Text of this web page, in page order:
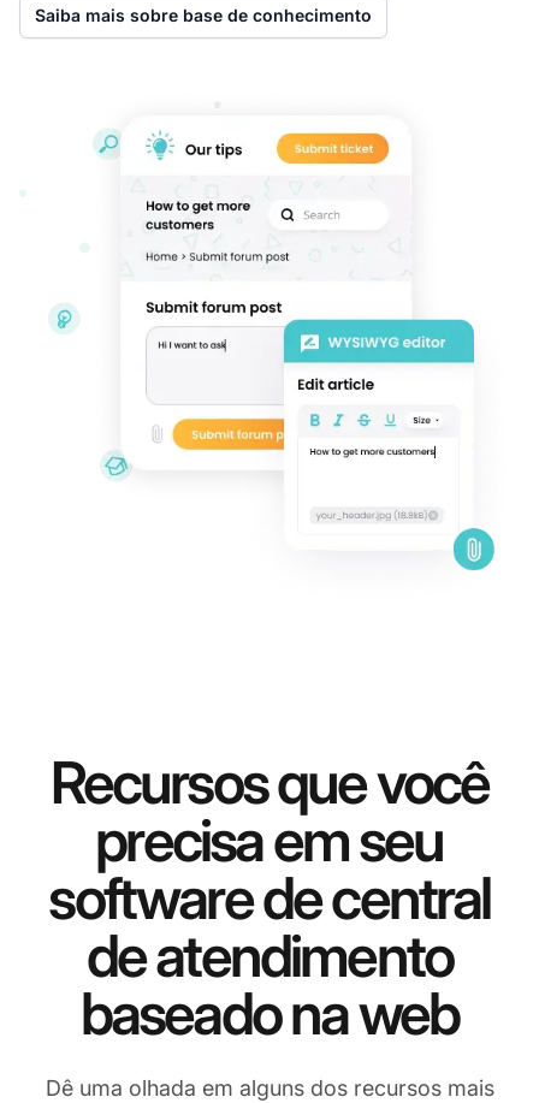
Saiba mais sobre base de conhecimento
Recursos que você
precisa em seu
software de central
de atendimento
baseado na web
Dê uma olhada em alguns dos recursos mais